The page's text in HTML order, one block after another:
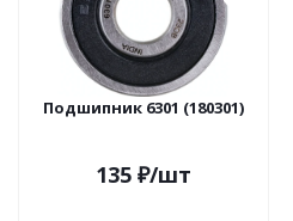
Подшипник 6301 (180301)
135 ₽/шт